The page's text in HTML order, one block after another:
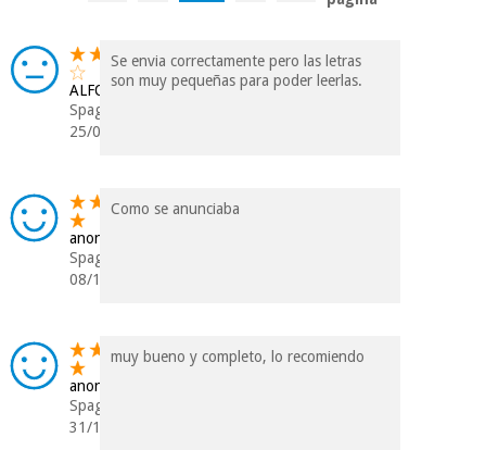
ALFONSO
Spagna
25/03/2025
Se envia correctamente pero las letras
son muy pequeñas para poder leerlas.
anonimo
Spagna
08/11/2023
Como se anunciaba
anonimo
Spagna
31/12/2021
muy bueno y completo, lo recomiendo